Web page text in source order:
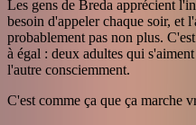
Les gens de Breda apprécient
besoin d'appeler chaque soir, et
probablement pas non plus.
à égal : deux adultes qui
l'autre consciemment.
C'est comme ça que ça marche